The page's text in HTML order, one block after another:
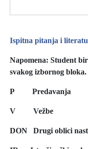
Ispitna pitanja i
Napomena: Student
svakog izbornog bloka.
P Predavanja
V Vežbe
DON Drugi oblici